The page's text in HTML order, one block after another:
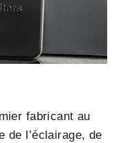
fabricant au
de l’éclairage, de